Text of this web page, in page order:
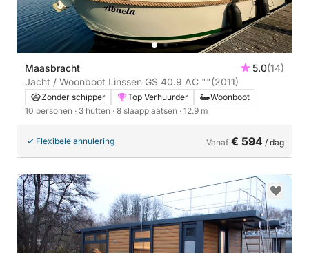
Maasbracht 5.0(14)
Jacht / Woonboot Linssen GS 40.9 AC ""(2011)
Zonder schipper Top Verhuurder
Woonboot
10 personen · 3 hutten · 8 slaapplaatsen · 12.9 m
Flexibele annulering Vanaf € 594 / dag